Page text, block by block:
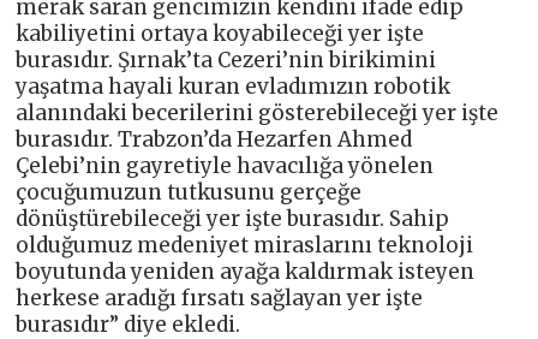
merak saran gencimizin kendini ifade edip
kabiliyetini ortaya koyabileceği yer işte
burasıdır. Şırnak’ta Cezeri’nin birikimini
yaşatma hayali kuran evladımızın robotik
alanındaki becerilerini gösterebileceği yer işte
burasıdır. Trabzon’da Hezarfen Ahmed
Çelebi’nin gayretiyle havacılığa yönelen
çocuğumuzun tutkusunu gerçeğe
dönüştürebileceği yer işte burasıdır. Sahip
olduğumuz medeniyet miraslarını teknoloji
boyutunda yeniden ayağa kaldırmak isteyen
herkese aradığı fırsatı sağlayan yer işte
burasıdır” diye ekledi.